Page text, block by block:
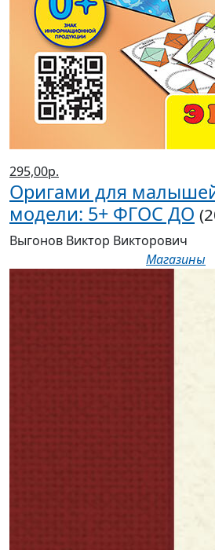
295,00р.
Оригами для
модели: 5+ ФГОС ДО
Выгонов Виктор Викторович
Магазины